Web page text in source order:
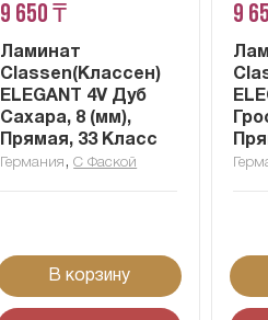
9 650 ₸
Ламинат
Classen(Классен)
ELEGANT 4V Дуб
Сахара, 8 (мм),
Прямая, 33 Класс
Германия ,С Фаской
В корзину
9